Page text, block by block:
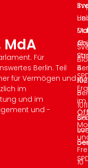
MdA
Für
Berlin. Teil
für Vermögen und
im
und im
und -
im
5
4
10